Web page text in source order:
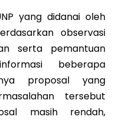
yang didanai oleh
observasi
serta pemantuan
beberapa
proposal yang
tersebut
masih rendah,